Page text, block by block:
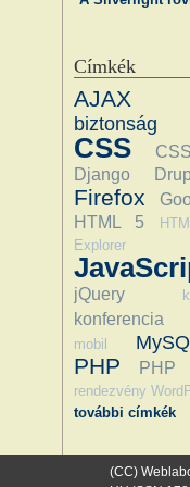
Címkék
AJAX
biztonság
CSS
Django
Firefox
HTML 5
Explorer
jQuery
konferencia
mobil
PHP PHP
rendezvény
további címkék
(CC)